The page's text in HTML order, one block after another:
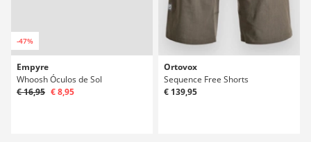
-47%
Empyre
Whoosh Óculos de Sol
€ 16,95 € 8,95
Ortovox
Sequence Free Shorts
€ 139,95